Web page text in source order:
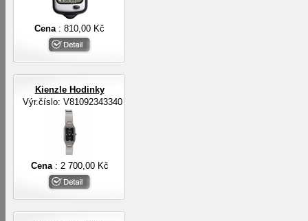
Cena : 810,00 Kč
Kienzle Hodinky
Výr.číslo: V81092343340
Cena : 2 700,00 Kč